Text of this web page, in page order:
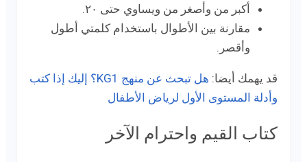
أكبر من وأصغر من ويساوي حتى ٢٠.
مقارنة بين الأطوال باستخدام كلمتي أطول
وأقصر.
قد يهمك أيضا:
هل تبحث عن منهج KG1؟ إليك إذا كتب
وأدلة المستوى الأول لرياض الأطفال
كتاب القيم واحترام الآخر